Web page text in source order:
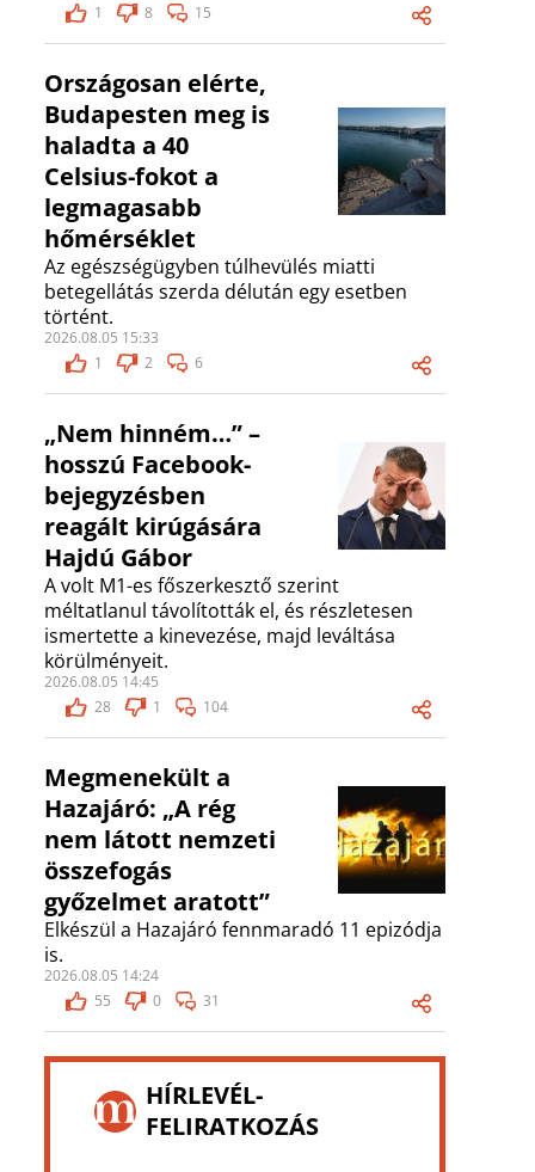
1
8 15
Országosan elérte,
Budapesten meg is
haladta a 40
Celsius-fokot a
legmagasabb
hőmérséklet
Az egészségügyben túlhevülés miatti
betegellátás szerda délután egy esetben
történt.
2026.08.05 15:33
1
2 6
„Nem hinném…” –
hosszú Facebook-
bejegyzésben
reagált kirúgására
Hajdú Gábor
A volt M1-es főszerkesztő szerint
méltatlanul távolították el, és részletesen
ismertette a kinevezése, majd leváltása
körülményeit.
2026.08.05 14:45
28
1 104
Megmenekült a
Hazajáró: „A rég
nem látott nemzeti
összefogás
győzelmet aratott”
Elkészül a Hazajáró fennmaradó 11 epizódja
is.
2026.08.05 14:24
55
0 31
HÍRLEVÉL-
FELIRATKOZÁS